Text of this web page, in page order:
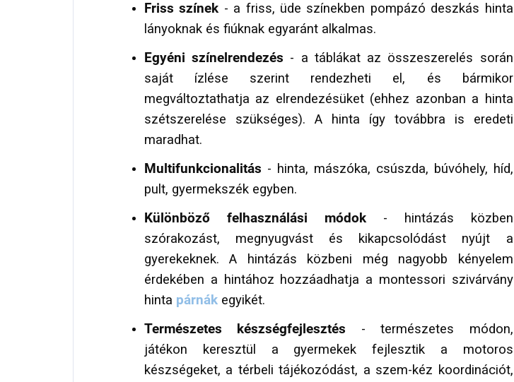
Friss színek - a friss, üde színekben pompázó deszkás hinta
lányoknak és fiúknak egyaránt alkalmas.
Egyéni színelrendezés - a táblákat az összeszerelés során
saját ízlése szerint rendezheti el, és bármikor
megváltoztathatja az elrendezésüket (ehhez azonban a hinta
szétszerelése szükséges). A hinta így továbbra is eredeti
maradhat.
Multifunkcionalitás - hinta, mászóka, csúszda, búvóhely, híd,
pult, gyermekszék egyben.
Különböző felhasználási módok- hintázás közben
szórakozást, megnyugvást és kikapcsolódást nyújt a
gyerekeknek. A hintázás közbeni még nagyobb kényelem
érdekében a hintához hozzáadhatja a montessori szivárvány
hinta párnák egyikét.
Természetes készségfejlesztés - természetes módon,
játékon keresztül a gyermekek fejlesztik a motoros
készségeket, a térbeli tájékozódást, a szem-kéz koordinációt,